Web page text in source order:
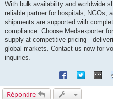
With bulk availability and worldwide
reliable partner for hospitals, NGOs,
shipments are supported with
compliance. Choose Medsexporter
supply at competitive
global markets. Contact us now for
inquiries.
Répondre